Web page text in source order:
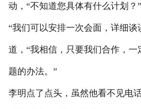
动，“不知道您具体有什么计划？”
“我们可以安排一次会面，详细谈
道，“我相信，只要我们合作，一
题的办法。”
李明点了点头，虽然他看不见电